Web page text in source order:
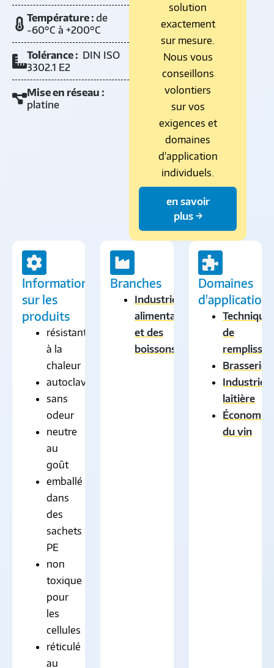
Température : de
-60°C à +200°C
Tolérance : DIN ISO
3302.1 E2
Mise en réseau :
platine
solution
exactement
sur mesure.
Nous vous
conseillons
volontiers
sur vos
exigences et
domaines
d'application
individuels.
en savoir
plus →
Informations
sur les
produits
résistant
à la
chaleur
autoclavable
sans
odeur
neutre
au
goût
emballé
dans
des
sachets
PE
non
toxique
pour
les
cellules
réticulé
au
Branches
Industrie
alimentaire
et des
boissons
Domaines
d'application
Technique
de
Brasserie
Industrie
laitière
Économie
du vin